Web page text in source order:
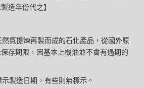
造年份代之】
氣提煉再製而成的石化產品，從國外原
存期限，因基本上機油並不會有過期的
製造日期，有些則無標示。